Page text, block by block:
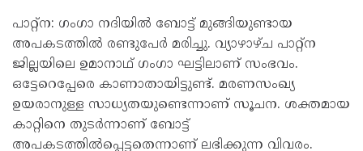
പാറ്റ്‌ന: ഗംഗാ നദിയിൽ ബോട്ട് മുങ്ങിയുണ്ടായ
അപകടത്തിൽ രണ്ടുപേർ മരിച്ചു. വ്യാഴാഴ്ച പാറ്റ്‌ന
ജില്ലയിലെ ഉമാനാഥ് ഗംഗാ ഘട്ടിലാണ് സംഭവം.
ഒട്ടേറെപ്പേരെ കാണാതായിട്ടുണ്ട്. മരണസംഖ്യ
ഉയരാനുള്ള സാധ്യതയുണ്ടെന്നാണ് സൂചന. ശക്തമായ
കാറ്റിനെ തുടർന്നാണ് ബോട്ട്
അപകടത്തിൽപ്പെട്ടതെന്നാണ് ലഭിക്കുന്ന വിവരം.